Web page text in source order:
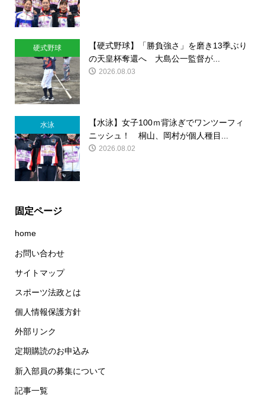
硬式野球
【硬式野球】「勝負強さ」を磨き13季ぶり
の天皇杯奪還へ 大島公一監督が...
2026.08.03
水泳
【水泳】女子100ｍ背泳ぎでワンツーフィ
ニッシュ！ 桐山、岡村が個人種目...
2026.08.02
固定ページ
home
お問い合わせ
サイトマップ
スポーツ法政とは
個人情報保護方針
外部リンク
定期購読のお申込み
新入部員の募集について
記事一覧